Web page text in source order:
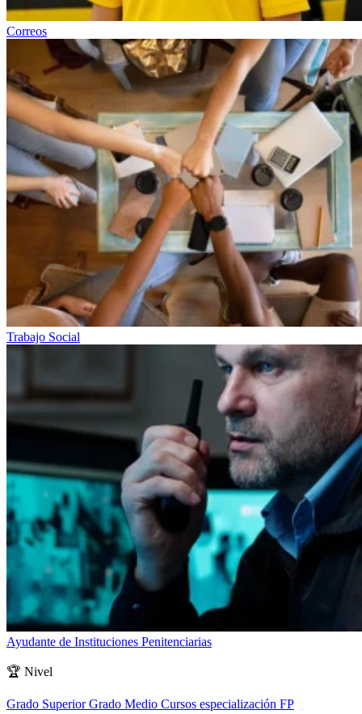
Correos
Trabajo Social
Ayudante de Instituciones Penitenciarias
🏆 Nivel
Grado SuperiorGrado Medio Cursos especialización FP